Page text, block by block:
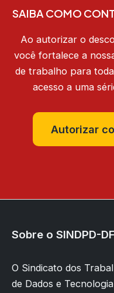
SAIBA COMO
Ao autorizar o
você fortalece a
de trabalho para
acesso a uma
Autorizar
Sobre o SINDPD-DF
O Sindicato dos
de Dados e